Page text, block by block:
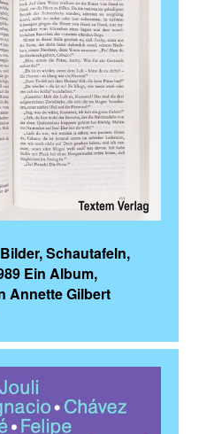
Schautafeln,
Ein Album,
Annette Gilbert